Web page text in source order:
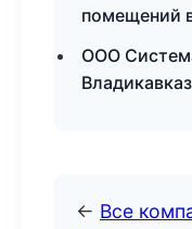
помещений
ООО
Владикавказ
← Все